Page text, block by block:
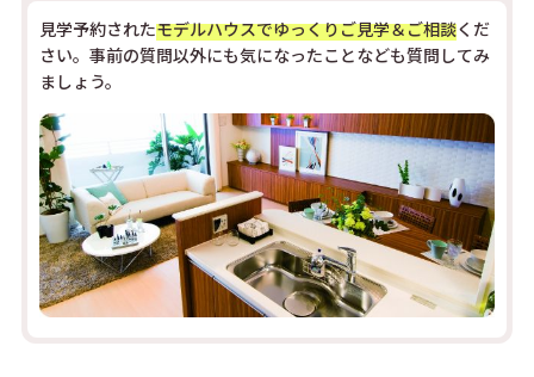
見学予約されたモデルハウスでゆっくりご見学＆ご相談くだ
さい。事前の質問以外にも気になったことなども質問してみ
ましょう。